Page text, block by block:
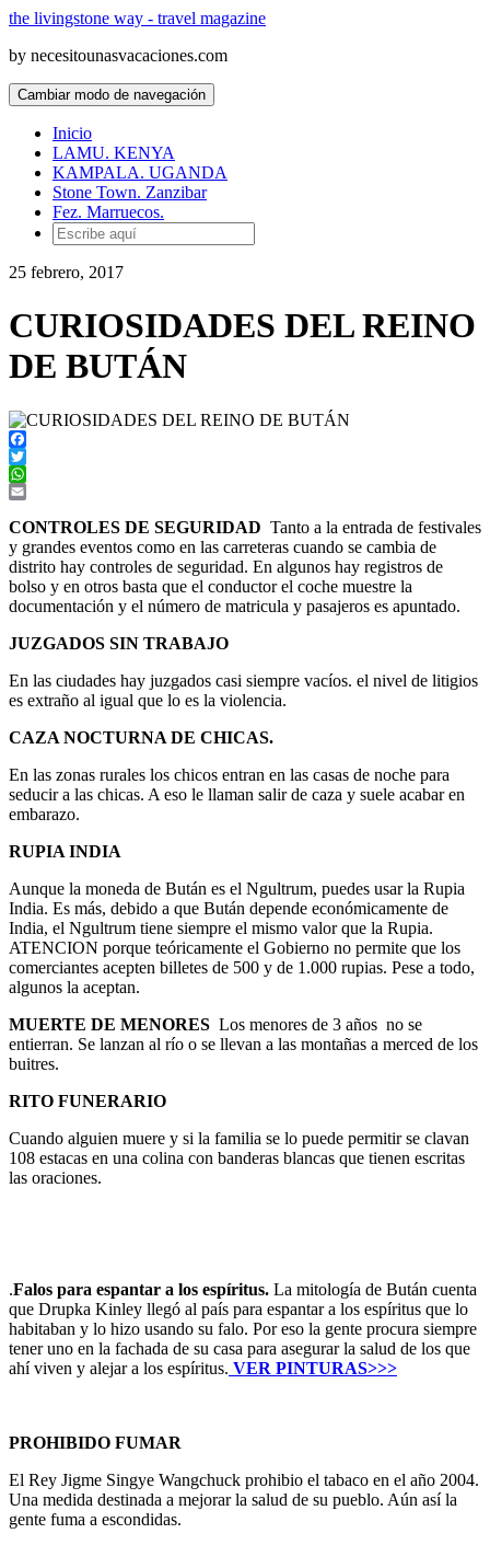
the livingstone way - travel magazine
by necesitounasvacaciones.com
Cambiar modo de navegación
Inicio
LAMU. KENYA
KAMPALA. UGANDA
Stone Town. Zanzibar
Fez. Marruecos.
25 febrero, 2017
CURIOSIDADES DEL REINO
DE BUTÁN
Facebook
Twitter
WhatsApp
CONTROLES DE SEGURIDAD Tanto a la entrada de festivales
y grandes eventos como en las carreteras cuando se cambia de
distrito hay controles de seguridad. En algunos hay registros de
bolso y en otros basta que el conductor el coche muestre la
documentación y el número de matricula y pasajeros es apuntado.
JUZGADOS SIN TRABAJO
En las ciudades hay juzgados casi siempre vacíos. el nivel de litigios
es extraño al igual que lo es la violencia.
CAZA NOCTURNA DE CHICAS.
En las zonas rurales los chicos entran en las casas de noche para
seducir a las chicas. A eso le llaman salir de caza y suele acabar en
embarazo.
RUPIA INDIA
Aunque la moneda de Bután es el Ngultrum, puedes usar la Rupia
India. Es más, debido a que Bután depende económicamente de
India, el Ngultrum tiene siempre el mismo valor que la Rupia.
ATENCION porque teóricamente el Gobierno no permite que los
comerciantes acepten billetes de 500 y de 1.000 rupias. Pese a todo,
algunos la aceptan.
MUERTE DE MENORES Los menores de 3 años no se
entierran. Se lanzan al río o se llevan a las montañas a merced de los
buitres.
RITO FUNERARIO
Cuando alguien muere y si la familia se lo puede permitir se clavan
108 estacas en una colina con banderas blancas que tienen escritas
las oraciones.
.Falos para espantar a los espíritus. La mitología de Bután cuenta
que Drupka Kinley llegó al país para espantar a los espíritus que lo
habitaban y lo hizo usando su falo. Por eso la gente procura siempre
tener uno en la fachada de su casa para asegurar la salud de los que
ahí viven y alejar a los espíritus. VER PINTURAS>>>
PROHIBIDO FUMAR
El Rey Jigme Singye Wangchuck prohibio el tabaco en el año 2004.
Una medida destinada a mejorar la salud de su pueblo. Aún así la
gente fuma a escondidas.